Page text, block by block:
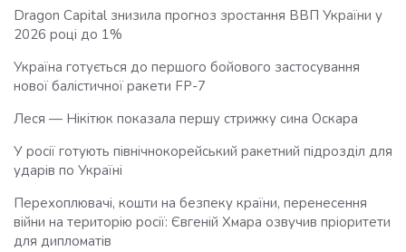
Dragon Capital знизила прогноз зростання ВВП України у
2026 році до 1%
Україна готується до першого бойового застосування
нової балістичної ракети FP-7
Леся — Нікітюк показала першу стрижку сина Оскара
У росії готують північнокорейський ракетний підрозділ для
ударів по Україні
Перехоплювачі, кошти на безпеку країни, перенесення
війни на територію росії: Євгеній Хмара озвучив пріоритети
для дипломатів